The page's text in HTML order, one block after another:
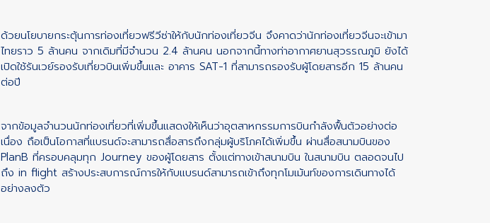
ด้วยนโยบายกระตุ้นการท่องเที่ยวฟรีวีซ่าให้กับนักท่องเที่ยวจีน จึงคาดว่านักท่องเที่ยวจีนจะเข้ามา
ไทยราว 5 ล้านคน จากเดิมที่มีจำนวน 2.4 ล้านคน นอกจากนี้ทางท่าอากาศยานสุวรรณภูมิ ยังได้
เปิดใช้รันเวย์รองรับเที่ยวบินเพิ่มขึ้นและ อาคาร SAT-1 ที่สามารถรองรับผู้โดยสารอีก 15 ล้านคน
ต่อปี
จากข้อมูลจำนวนนักท่องเที่ยวที่เพิ่มขึ้นแสดงให้เห็นว่าอุตสาหกรรมการบินกำลังฟื้นตัวอย่างต่อ
เนื่อง ถือเป็นโอกาสที่แบรนด์จะสามารถสื่อสารถึงกลุ่มผู้บริโภคได้เพิ่มขึ้น ผ่านสื่อสนามบินของ
PlanB ที่ครอบคลุมทุก Journey ของผู้โดยสาร ตั้งแต่ทางเข้าสนามบิน ในสนามบิน ตลอดจนไป
ถึง in flight สร้างประสบการณ์การให้กับแบรนด์สามารถเข้าถึงทุกโมเม้นท์ของการเดินทางได้
อย่างลงตัว